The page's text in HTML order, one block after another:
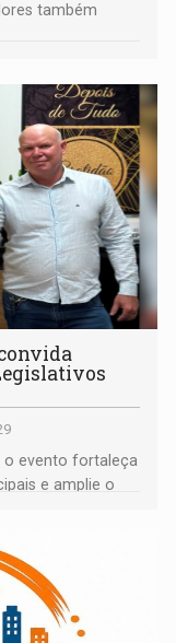
também
o evento fortaleça
e amplie o